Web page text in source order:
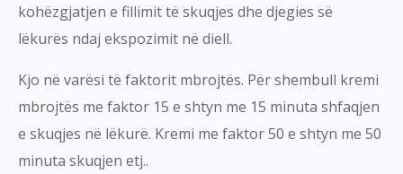
kohëzgjatjen e fillimit të skuqjes dhe djegies së
lëkurës ndaj ekspozimit në diell.
Kjo në varësi të faktorit mbrojtës. Për shembull kremi
mbrojtës me faktor 15 e shtyn me 15 minuta shfaqjen
e skuqjes në lëkurë. Kremi me faktor 50 e shtyn me 50
minuta skuqjen etj..